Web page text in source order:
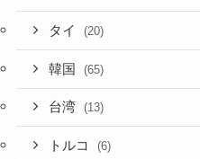
タイ (20)
韓国 (65)
台湾 (13)
トルコ (6)